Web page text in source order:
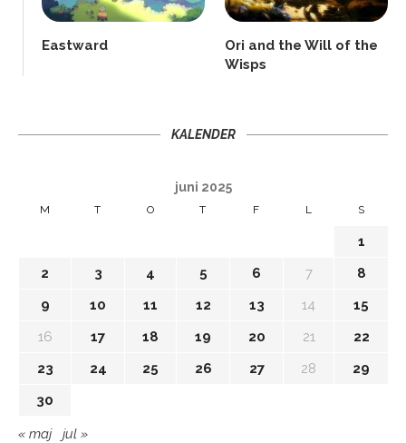
Eastward
Ori and the Will of the
Wisps
KALENDER
juni 2025
M T O T F L S
1
2
3 4 5 6 7
8
9
10 11 12 13 14
15
16
17 18 19 20 21
22
23
24 25 26 27 28
29
30
« maj jul »